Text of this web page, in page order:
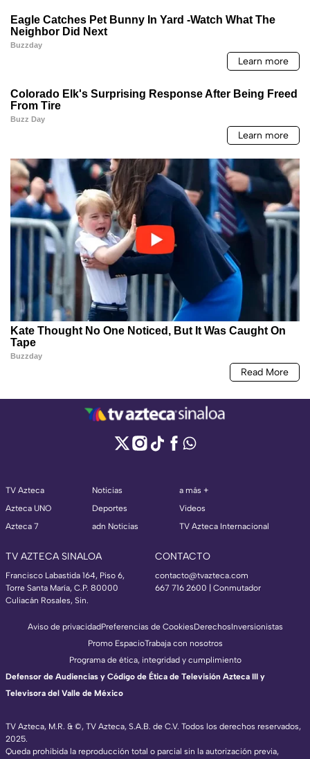
TV Azteca
Azteca UNO
Azteca 7
Noticias
Deportes
adn Noticias
a más +
Videos
TV Azteca Internacional
TV AZTECA SINALOA
Francisco Labastida 164, Piso 6,
Torre Santa María, C.P. 80000
Culiacán Rosales, Sin.
CONTACTO
contacto@tvazteca.com
667 716 2600 | Conmutador
TV Azteca, M.R. & ©, TV Azteca, S.A.B. de C.V. Todos los derechos reservados,
2025.
Queda prohibida la reproducción total o parcial sin la autorización previa,
Aviso de privacidadPreferencias de CookiesDerechosInversionistas
Promo EspacioTrabaja con nosotros
Programa de ética, integridad y cumplimiento
Defensor de Audiencias y Código de Ética de Televisión Azteca III y
Televisora del Valle de México